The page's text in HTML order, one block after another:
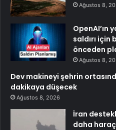
Ağustos 8,
OpenAI’ın
saldırı için
önceden
Ağustos 8,
Dev makineyi şehrin
dakikaya düşecek
Ağustos 8, 2026
İran
daha haraç